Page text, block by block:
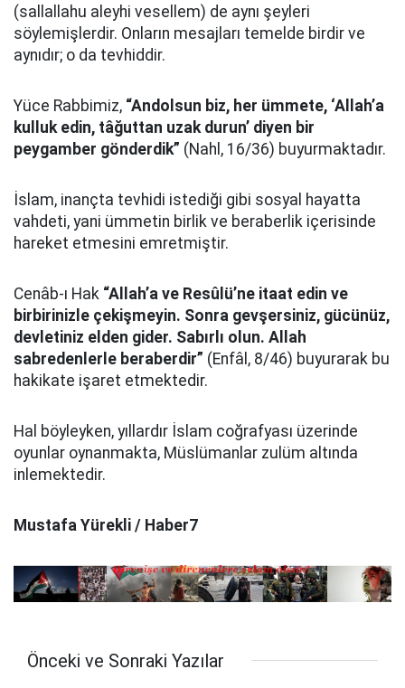
(sallallahu aleyhi vesellem) de aynı şeyleri
söylemişlerdir. Onların mesajları temelde birdir ve
aynıdır; o da tevhiddir.
Yüce Rabbimiz, “Andolsun biz, her ümmete, ‘Allah’a
kulluk edin, tâğuttan uzak durun’ diyen bir
peygamber gönderdik” (Nahl, 16/36) buyurmaktadır.
İslam, inançta tevhidi istediği gibi sosyal hayatta
vahdeti, yani ümmetin birlik ve beraberlik içerisinde
hareket etmesini emretmiştir.
Cenâb-ı Hak “Allah’a ve Resûlü’ne itaat edin ve
birbirinizle çekişmeyin. Sonra gevşersiniz, gücünüz,
devletiniz elden gider. Sabırlı olun. Allah
sabredenlerle beraberdir” (Enfâl, 8/46) buyurarak bu
hakikate işaret etmektedir.
Hal böyleyken, yıllardır İslam coğrafyası üzerinde
oyunlar oynanmakta, Müslümanlar zulüm altında
inlemektedir.
Mustafa Yürekli / Haber7
Önceki ve Sonraki Yazılar